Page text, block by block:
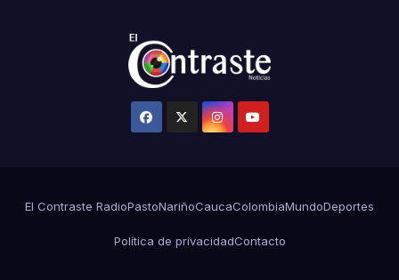
El Contraste RadioPastoNariñoCaucaColombiaMundoDeportes
Política de privacidadContacto